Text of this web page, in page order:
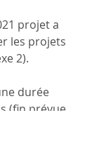
projet a
les projets
2).
durée
(fin prévue